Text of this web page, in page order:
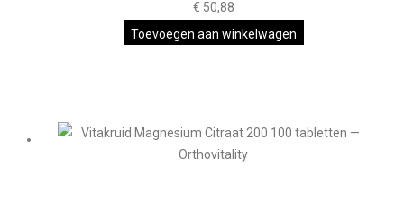
€ 50,88
Toevoegen aan winkelwagen